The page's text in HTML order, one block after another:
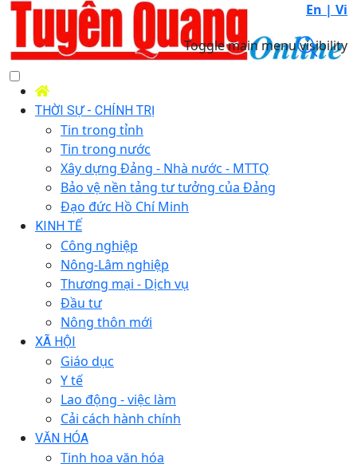
En | Vi
Toggle main menu visibility
THỜI SỰ - CHÍNH TRỊ
Tin trong tỉnh
Tin trong nước
Xây dựng Đảng - Nhà nước - MTTQ
Bảo vệ nền tảng tư tưởng của Đảng
Đạo đức Hồ Chí Minh
KINH TẾ
Công nghiệp
Nông-Lâm nghiệp
Thương mại - Dịch vụ
Đầu tư
Nông thôn mới
XÃ HỘI
Giáo dục
Y tế
Lao động - việc làm
Cải cách hành chính
VĂN HÓA
Tinh hoa văn hóa